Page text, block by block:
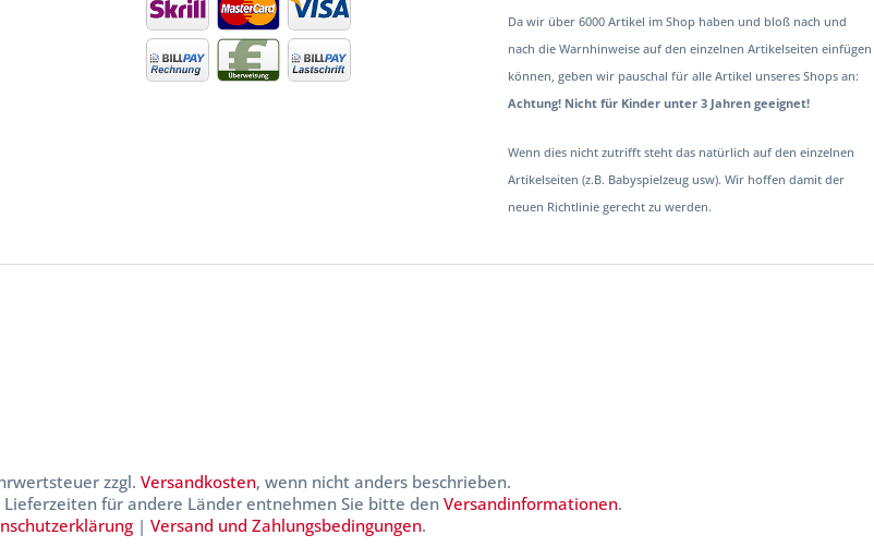
Da wir über 6000 Artikel im Shop haben und bloß nach und
nach die Warnhinweise auf den einzelnen Artikelseiten einfügen
können, geben wir pauschal für alle Artikel unseres Shops an:
Achtung! Nicht für Kinder unter 3 Jahren geeignet!
Wenn dies nicht zutrifft steht das natürlich auf den einzelnen
Artikelseiten (z.B. Babyspielzeug usw). Wir hoffen damit der
neuen Richtlinie gerecht zu werden.
zzgl. Versandkosten, wenn nicht anders beschrieben.
für andere Länder entnehmen Sie bitte den Versandinformationen.
| Versand und Zahlungsbedingungen.